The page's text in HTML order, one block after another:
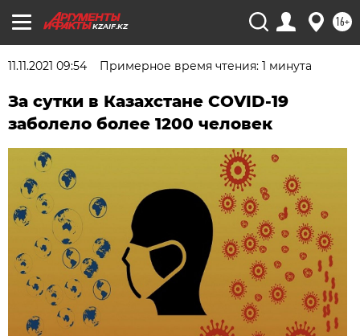
KZAIF.KZ 16+
11.11.2021 09:54 Примерное время чтения: 1 минута
За сутки в Казахстане COVID-19
заболело более 1200 человек